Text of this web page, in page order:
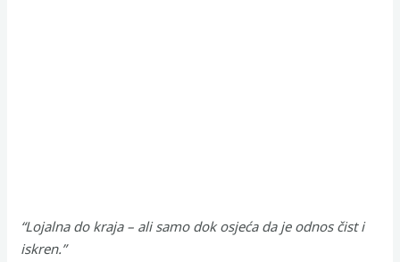
“Lojalna do kraja – ali samo dok osjeća da je odnos čist i
iskren.”